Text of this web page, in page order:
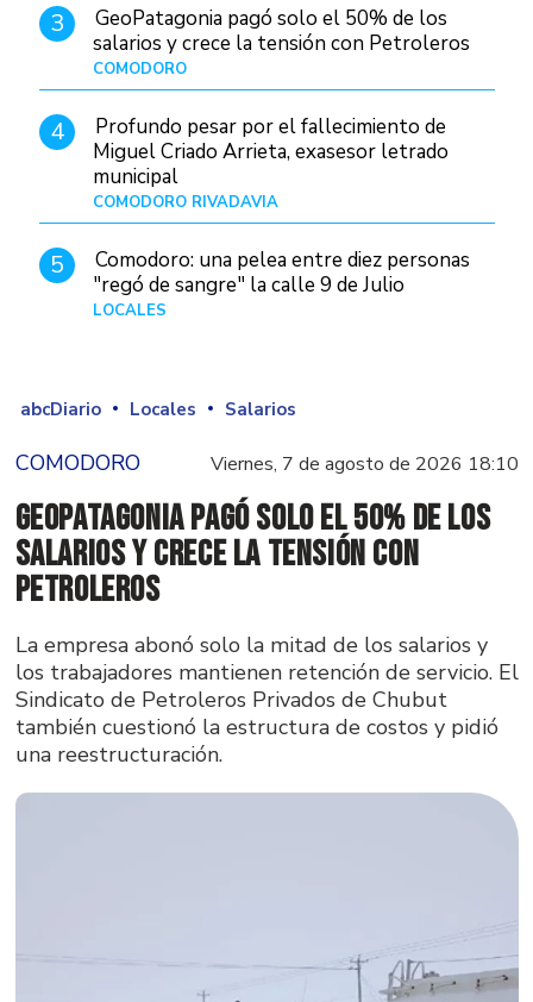
3
GeoPatagonia pagó solo el 50% de los
salarios y crece la tensión con Petroleros
COMODORO
4
Profundo pesar por el fallecimiento de
Miguel Criado Arrieta, exasesor letrado
municipal
COMODORO RIVADAVIA
5
Comodoro: una pelea entre diez personas
"regó de sangre" la calle 9 de Julio
LOCALES
abcDiario Locales Salarios
COMODORO Viernes, 7 de agosto de 2026 18:10
GeoPatagonia pagó solo el 50% de los
salarios y crece la tensión con
Petroleros
La empresa abonó solo la mitad de los salarios y
los trabajadores mantienen retención de servicio. El
Sindicato de Petroleros Privados de Chubut
también cuestionó la estructura de costos y pidió
una reestructuración.